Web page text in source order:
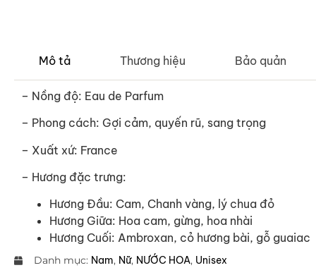
Mô tả Thương hiệu Bảo quản
– Nồng độ: Eau de Parfum
– Phong cách: Gợi cảm, quyến rũ, sang trọng
– Xuất xứ: France
– Hương đặc trưng:
Hương Đầu: Cam, Chanh vàng, lý chua đỏ
Hương Giữa: Hoa cam, gừng, hoa nhài
Hương Cuối: Ambroxan, cỏ hương bài, gỗ guaiac
Danh mục: Nam, Nữ, NƯỚC HOA, Unisex